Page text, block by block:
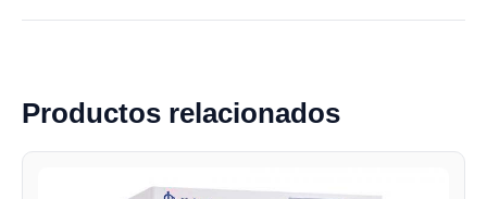
Productos relacionados